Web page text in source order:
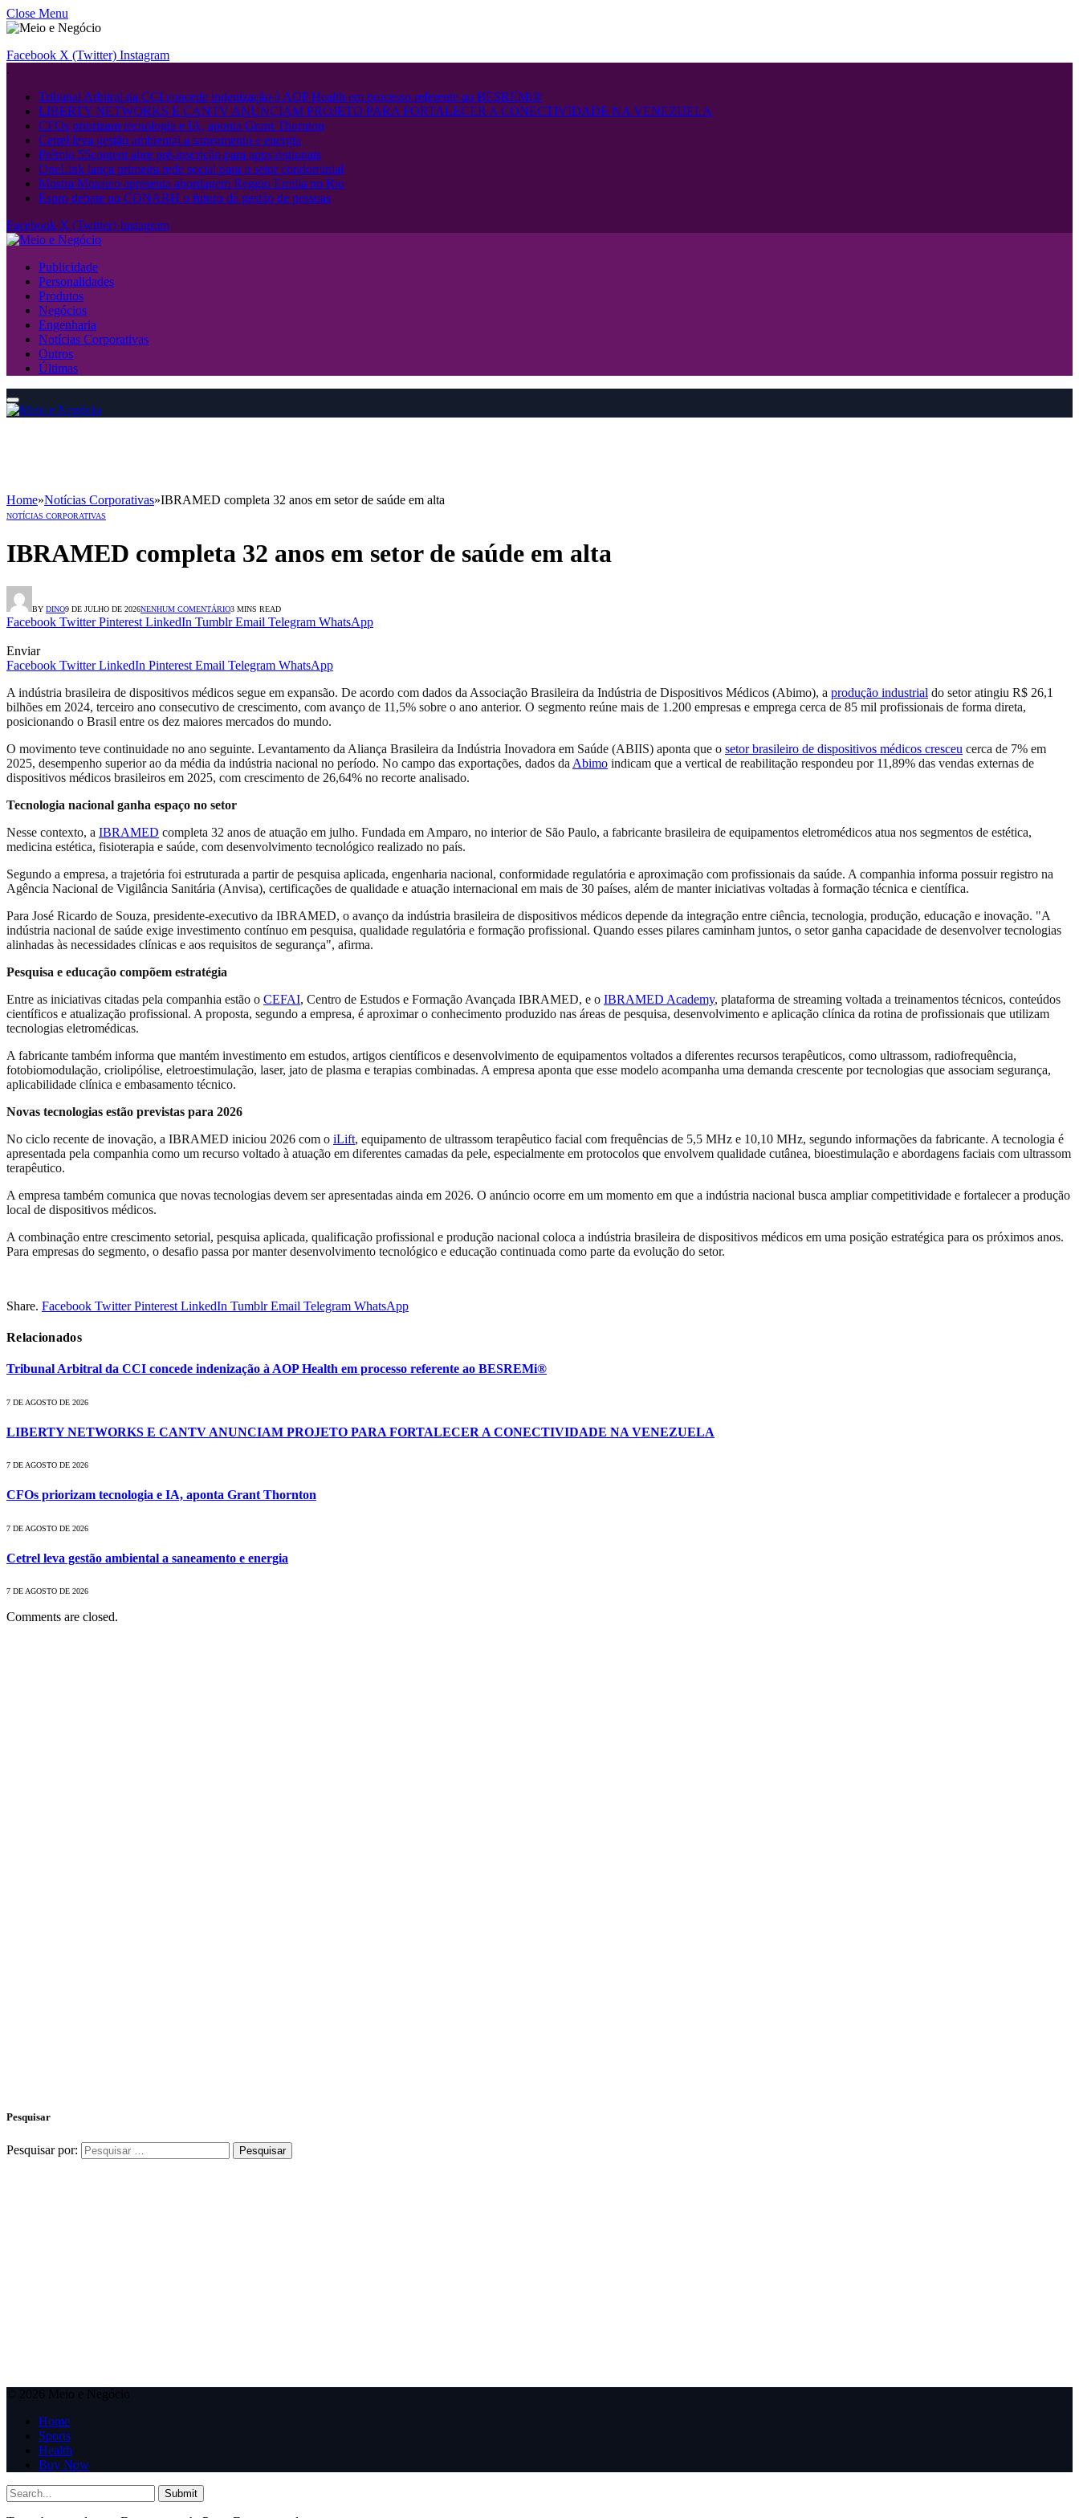
Close Menu
Facebook X (Twitter) Instagram
.
Tribunal Arbitral da CCI concede indenização à AOP Health em processo referente ao BESREMi®
LIBERTY NETWORKS E CANTV ANUNCIAM PROJETO PARA FORTALECER A CONECTIVIDADE NA VENEZUELA
CFOs priorizam tecnologia e IA, aponta Grant Thornton
Cetrel leva gestão ambiental a saneamento e energia
Prêmio 55content abre pré-inscrição para apps regionais
OneLink lança primeira rede social para o setor condominial
Mostra Mosaico apresenta abordagem Reggio Emilia no Rio
Espro debate no CONARH o futuro da gestão de pessoas
Facebook X (Twitter) Instagram
Publicidade
Personalidades
Produtos
Negócios
Engenharia
Notícias Corporativas
Outros
Últimas
Home»Notícias Corporativas»IBRAMED completa 32 anos em setor de saúde em alta
NOTÍCIAS CORPORATIVAS
IBRAMED completa 32 anos em setor de saúde em alta
BY DINO9 DE JULHO DE 2026NENHUM COMENTÁRIO3 MINS READ
Facebook Twitter Pinterest LinkedIn Tumblr Email Telegram WhatsApp
Enviar
Facebook Twitter LinkedIn Pinterest Email Telegram WhatsApp
A indústria brasileira de dispositivos médicos segue em expansão. De acordo com dados da Associação Brasileira da Indústria de Dispositivos Médicos (Abimo), a produção industrial do setor atingiu R$ 26,1
bilhões em 2024, terceiro ano consecutivo de crescimento, com avanço de 11,5% sobre o ano anterior. O segmento reúne mais de 1.200 empresas e emprega cerca de 85 mil profissionais de forma direta,
posicionando o Brasil entre os dez maiores mercados do mundo.
O movimento teve continuidade no ano seguinte. Levantamento da Aliança Brasileira da Indústria Inovadora em Saúde (ABIIS) aponta que o setor brasileiro de dispositivos médicos cresceu cerca de 7% em
2025, desempenho superior ao da média da indústria nacional no período. No campo das exportações, dados da Abimo indicam que a vertical de reabilitação respondeu por 11,89% das vendas externas de
dispositivos médicos brasileiros em 2025, com crescimento de 26,64% no recorte analisado.
Tecnologia nacional ganha espaço no setor
Nesse contexto, a IBRAMED completa 32 anos de atuação em julho. Fundada em Amparo, no interior de São Paulo, a fabricante brasileira de equipamentos eletromédicos atua nos segmentos de estética,
medicina estética, fisioterapia e saúde, com desenvolvimento tecnológico realizado no país.
Segundo a empresa, a trajetória foi estruturada a partir de pesquisa aplicada, engenharia nacional, conformidade regulatória e aproximação com profissionais da saúde. A companhia informa possuir registro na
Agência Nacional de Vigilância Sanitária (Anvisa), certificações de qualidade e atuação internacional em mais de 30 países, além de manter iniciativas voltadas à formação técnica e científica.
Para José Ricardo de Souza, presidente-executivo da IBRAMED, o avanço da indústria brasileira de dispositivos médicos depende da integração entre ciência, tecnologia, produção, educação e inovação. "A
indústria nacional de saúde exige investimento contínuo em pesquisa, qualidade regulatória e formação profissional. Quando esses pilares caminham juntos, o setor ganha capacidade de desenvolver tecnologias
alinhadas às necessidades clínicas e aos requisitos de segurança", afirma.
Pesquisa e educação compõem estratégia
Entre as iniciativas citadas pela companhia estão o CEFAI, Centro de Estudos e Formação Avançada IBRAMED, e o IBRAMED Academy, plataforma de streaming voltada a treinamentos técnicos, conteúdos
científicos e atualização profissional. A proposta, segundo a empresa, é aproximar o conhecimento produzido nas áreas de pesquisa, desenvolvimento e aplicação clínica da rotina de profissionais que utilizam
tecnologias eletromédicas.
A fabricante também informa que mantém investimento em estudos, artigos científicos e desenvolvimento de equipamentos voltados a diferentes recursos terapêuticos, como ultrassom, radiofrequência,
fotobiomodulação, criolipólise, eletroestimulação, laser, jato de plasma e terapias combinadas. A empresa aponta que esse modelo acompanha uma demanda crescente por tecnologias que associam segurança,
aplicabilidade clínica e embasamento técnico.
Novas tecnologias estão previstas para 2026
No ciclo recente de inovação, a IBRAMED iniciou 2026 com o iLift, equipamento de ultrassom terapêutico facial com frequências de 5,5 MHz e 10,10 MHz, segundo informações da fabricante. A tecnologia é
apresentada pela companhia como um recurso voltado à atuação em diferentes camadas da pele, especialmente em protocolos que envolvem qualidade cutânea, bioestimulação e abordagens faciais com ultrassom
terapêutico.
A empresa também comunica que novas tecnologias devem ser apresentadas ainda em 2026. O anúncio ocorre em um momento em que a indústria nacional busca ampliar competitividade e fortalecer a produção
local de dispositivos médicos.
A combinação entre crescimento setorial, pesquisa aplicada, qualificação profissional e produção nacional coloca a indústria brasileira de dispositivos médicos em uma posição estratégica para os próximos anos.
Para empresas do segmento, o desafio passa por manter desenvolvimento tecnológico e educação continuada como parte da evolução do setor.
Share. Facebook Twitter Pinterest LinkedIn Tumblr Email Telegram WhatsApp
Relacionados
Tribunal Arbitral da CCI concede indenização à AOP Health em processo referente ao BESREMi®
7 DE AGOSTO DE 2026
LIBERTY NETWORKS E CANTV ANUNCIAM PROJETO PARA FORTALECER A CONECTIVIDADE NA VENEZUELA
7 DE AGOSTO DE 2026
CFOs priorizam tecnologia e IA, aponta Grant Thornton
7 DE AGOSTO DE 2026
Cetrel leva gestão ambiental a saneamento e energia
7 DE AGOSTO DE 2026
Comments are closed.
Pesquisar
Pesquisar por:
© 2026 Meio e Negócio
Home
Sports
Health
Buy Now
Submit